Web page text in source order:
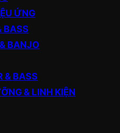
ỨNG
BASS
BANJO
& BASS
& LINH KIỆN